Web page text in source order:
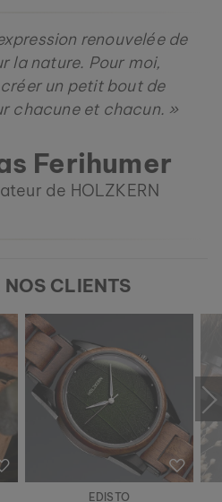
renouvelée de
la nature. Pour moi,
un petit bout de
chacune et chacun. »
Ferihumer
de HOLZKERN
NOS CLIENTS
EDISTO